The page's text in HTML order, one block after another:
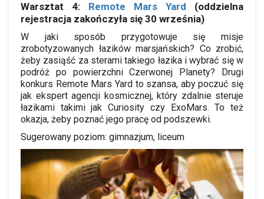
Warsztat 4: Remote Mars Yard (oddzielna
rejestracja zakończyła się 30 września)
W jaki sposób przygotowuje się misje
zrobotyzowanych łazików marsjańskich? Co zrobić,
żeby zasiąść za sterami takiego łazika i wybrać się w
podróż po powierzchni Czerwonej Planety? Drugi
konkurs Remote Mars Yard to szansa, aby poczuć się
jak ekspert agencji kosmicznej, który zdalnie steruje
łazikami takimi jak Curiosity czy ExoMars. To też
okazja, żeby poznać jego pracę od podszewki.
Sugerowany poziom: gimnazjum, liceum